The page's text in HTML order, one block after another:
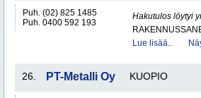
Puh. (02) 825 1485
Puh. 0400 592 193
Hakutulos löytyi
Lue lisää..
26. PT-Metalli Oy KUOPIO